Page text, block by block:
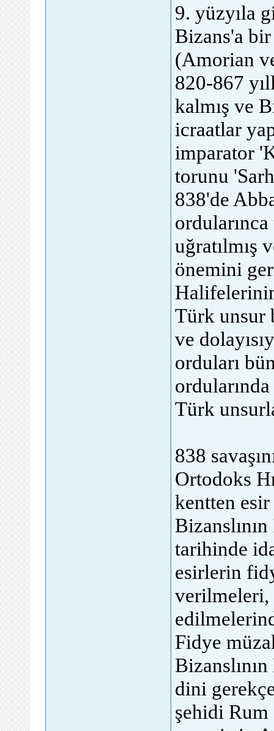
9. yüzyıla
Bizans'a
(Amorian
820-867
kalmış ve
icraatlar
imparator
torunu
838'de
uğratılmış
önemini
Türk unsur
ve
orduları
Türk
838
Ortodoks
kentten
tarihinde
esirlerin
verilmeleri,
Fidye
dini
şehidi